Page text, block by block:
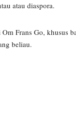
atau diaspora.
Frans Go, khusus
beliau.